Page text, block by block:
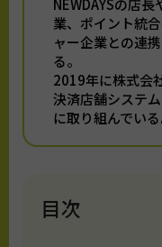
NEWDAYSの店
業、ポイント統
ャー企業との連
る。
2019年に株式会
決済店舗システ
に取り組んでいる
目次